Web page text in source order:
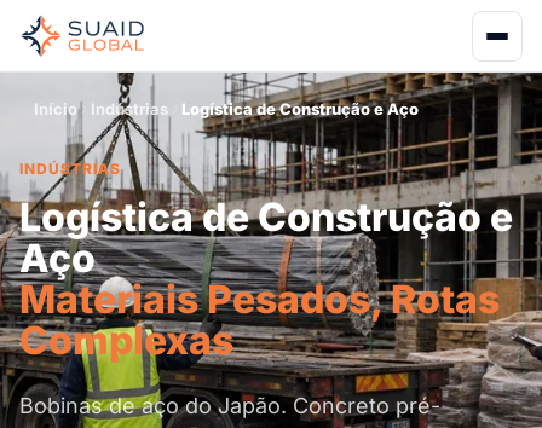
Início Indústrias Logística de Construção e Aço
INDÚSTRIAS
Logística de Construção e
Aço
Materiais Pesados, Rotas
Complexas
Bobinas de aço do Japão. Concreto pré-